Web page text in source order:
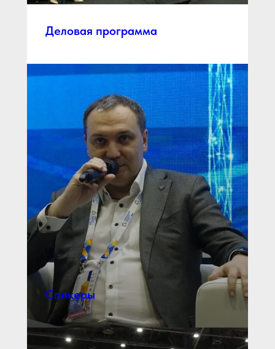
Деловая программа
Спикеры